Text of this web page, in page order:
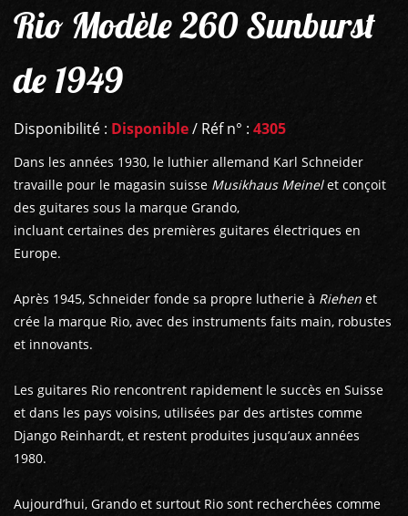
Rio Modèle 260 Sunburst
de 1949
Disponibilité : Disponible/ Réf n° : 4305
Dans les années 1930, le luthier allemand Karl Schneider
travaille pour le magasin suisse Musikhaus Meinelet conçoit
des guitares sous la marque Grando,
incluant certaines des premières guitares électriques en
Europe.
Après 1945, Schneider fonde sa propre lutherie à Riehen et
crée la marque Rio, avec des instruments faits main, robustes
et innovants.
Les guitares Rio rencontrent rapidement le succès en Suisse
et dans les pays voisins, utilisées par des artistes comme
Django Reinhardt, et restent produites jusqu’aux années
1980.
Aujourd’hui, Grando et surtout Rio sont recherchées comme